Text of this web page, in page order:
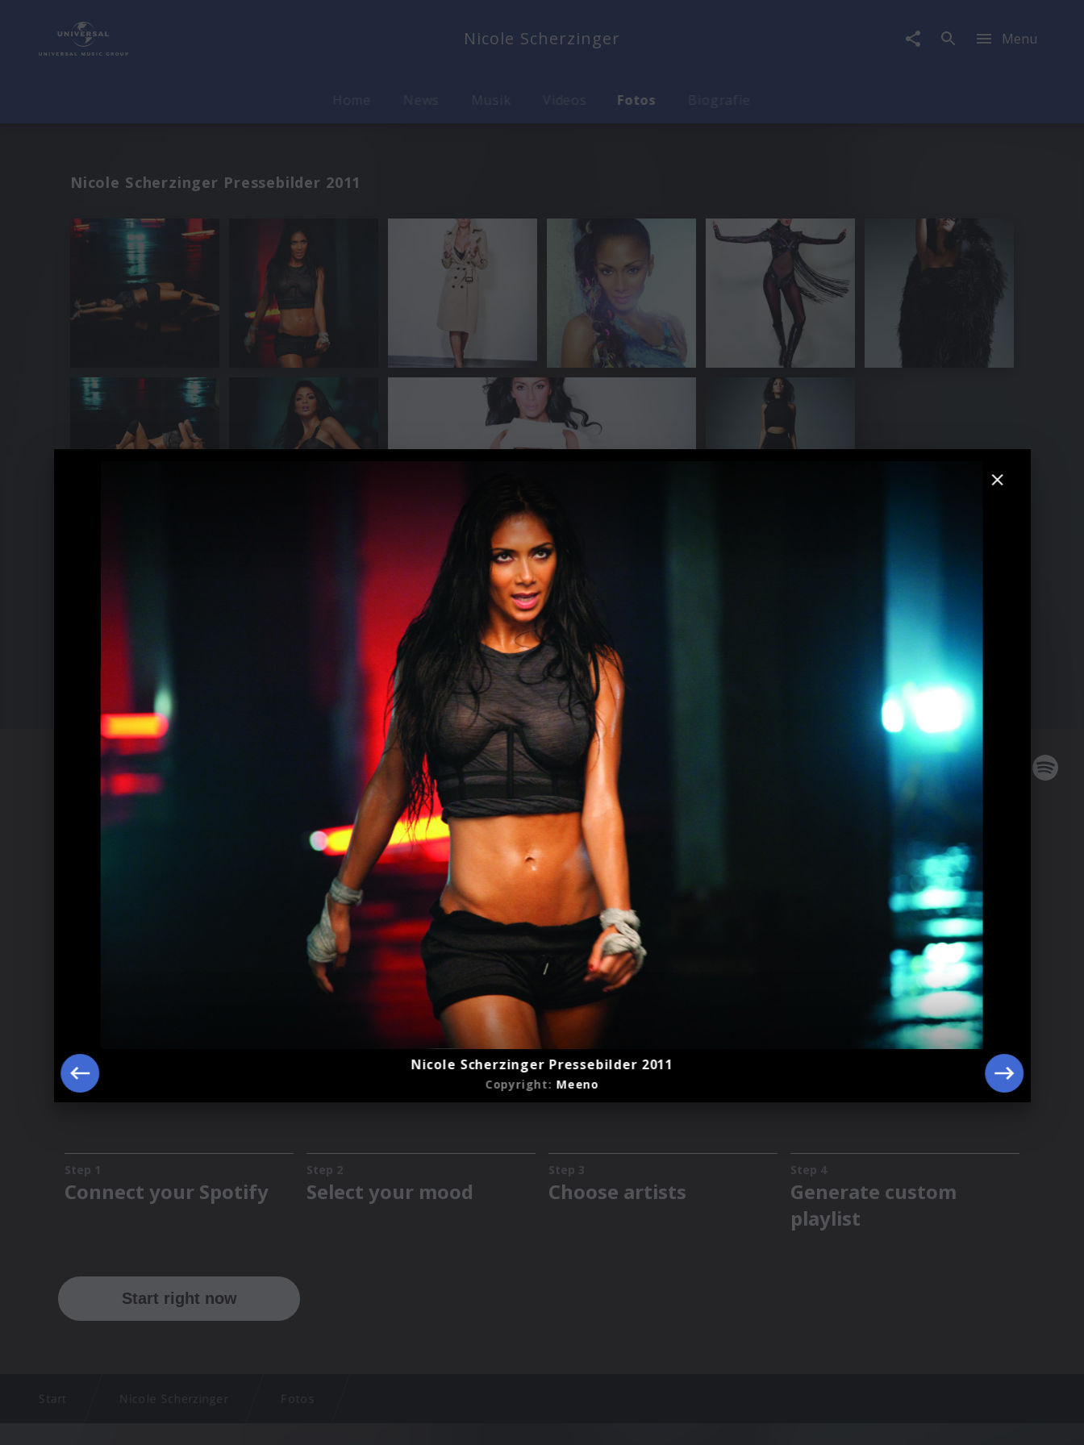
Nicole Scherzinger Menu
Musik Fotos Biografie
Nicole Scherzinger Pressebilder 2011
Start Nicole Scherzinger Fotos
Nicole Scherzinger Pressebilder 2011
Copyright: Meeno